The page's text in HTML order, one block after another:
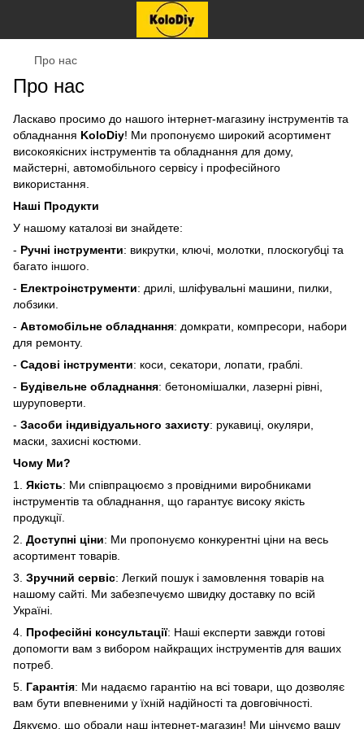
Про нас
Про нас
Ласкаво просимо до нашого інтернет-магазину інструментів та
обладнання KoloDiy! Ми пропонуємо широкий асортимент
високоякісних інструментів та обладнання для дому,
майстерні, автомобільного сервісу і професійного
використання.
Наші Продукти
У нашому каталозі ви знайдете:
- Ручні інструменти: викрутки, ключі, молотки, плоскогубці та
багато іншого.
- Електроінструменти: дрилі, шліфувальні машини, пилки,
лобзики.
- Автомобільне обладнання: домкрати, компресори, набори
для ремонту.
- Садові інструменти: коси, секатори, лопати, граблі.
- Будівельне обладнання: бетономішалки, лазерні рівні,
шуруповерти.
- Засоби індивідуального захисту: рукавиці, окуляри,
маски, захисні костюми.
Чому Ми?
1. Якість: Ми співпрацюємо з провідними виробниками
інструментів та обладнання, що гарантує високу якість
продукції.
2. Доступні ціни: Ми пропонуємо конкурентні ціни на весь
асортимент товарів.
3. Зручний сервіс: Легкий пошук і замовлення товарів на
нашому сайті. Ми забезпечуємо швидку доставку по всій
Україні.
4. Професійні консультації: Наші експерти завжди готові
допомогти вам з вибором найкращих інструментів для ваших
потреб.
5. Гарантія: Ми надаємо гарантію на всі товари, що дозволяє
вам бути впевненими у їхній надійності та довговічності.
Дякуємо, що обрали наш інтернет-магазин! Ми цінуємо вашу